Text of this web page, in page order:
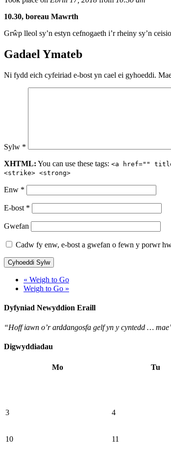
10.30, boreau Mawrth
Grŵp lleol sy’n estyn cefnogaeth i’r rheiny sy’n
Gadael Ymateb
Ni fydd eich cyfeiriad e-bost yn cael ei gyhoeddi.
Sylw *
XHTML: You can use these tags: <a href=""
<strike> <strong>
Enw *
E-bost *
Gwefan
Cadw fy enw, e-bost a gwefan o fewn y porwr
« Weigh to Go
Weigh to Go »
Dyfyniad Newyddion Eraill
“Hoff iawn o’r arddangosfa gelf yn y cyntedd …
Digwyddiadau
Mo Tu
3 4
10 11